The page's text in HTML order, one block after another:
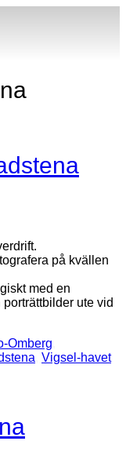
på kvällen
med en
ute vid
Omberg
Vigsel-havet